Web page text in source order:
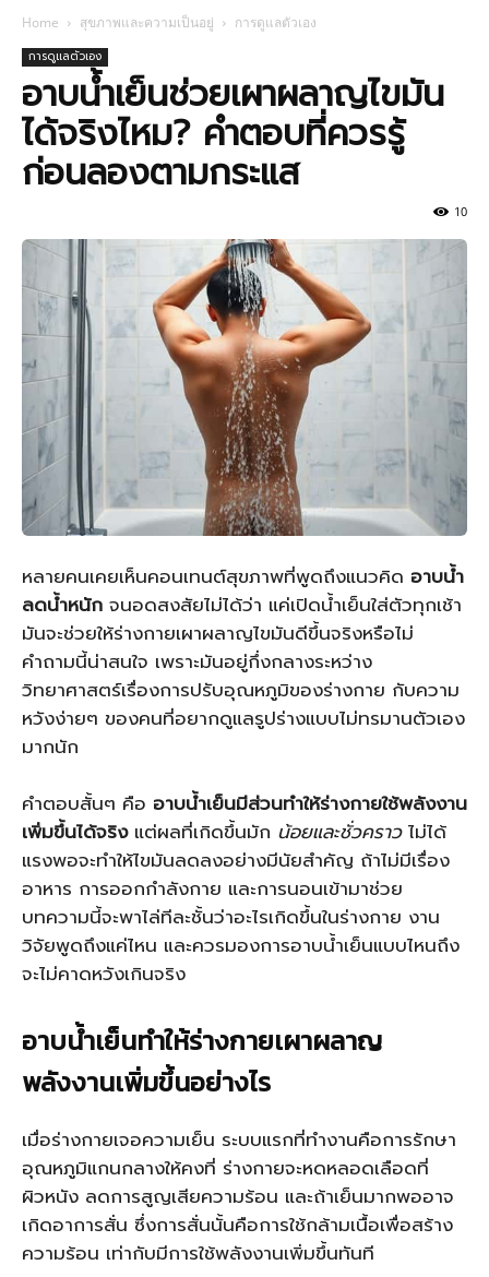
Home สุขภาพและความเป็นอยู่ การดูแลตัวเอง
การดูแลตัวเอง
อาบน้ำเย็นช่วยเผาผลาญไขมัน
ได้จริงไหม? คำตอบที่ควรรู้
ก่อนลองตามกระแส
10
หลายคนเคยเห็นคอนเทนต์สุขภาพที่พูดถึงแนวคิด อาบน้ำ
ลดน้ำหนัก จนอดสงสัยไม่ได้ว่า แค่เปิดน้ำเย็นใส่ตัวทุกเช้า
มันจะช่วยให้ร่างกายเผาผลาญไขมันดีขึ้นจริงหรือไม่
คำถามนี้น่าสนใจ เพราะมันอยู่กึ่งกลางระหว่าง
วิทยาศาสตร์เรื่องการปรับอุณหภูมิของร่างกาย กับความ
หวังง่ายๆ ของคนที่อยากดูแลรูปร่างแบบไม่ทรมานตัวเอง
มากนัก
คำตอบสั้นๆ คือ อาบน้ำเย็นมีส่วนทำให้ร่างกายใช้พลังงาน
เพิ่มขึ้นได้จริงแต่ผลที่เกิดขึ้นมัก น้อยและชั่วคราวไม่ได้
แรงพอจะทำให้ไขมันลดลงอย่างมีนัยสำคัญ ถ้าไม่มีเรื่อง
อาหาร การออกกำลังกาย และการนอนเข้ามาช่วย
บทความนี้จะพาไล่ทีละชั้นว่าอะไรเกิดขึ้นในร่างกาย งาน
วิจัยพูดถึงแค่ไหน และควรมองการอาบน้ำเย็นแบบไหนถึง
จะไม่คาดหวังเกินจริง
อาบน้ำเย็นทำให้ร่างกายเผาผลาญ
พลังงานเพิ่มขึ้นอย่างไร
เมื่อร่างกายเจอความเย็น ระบบแรกที่ทำงานคือการรักษา
อุณหภูมิแกนกลางให้คงที่ ร่างกายจะหดหลอดเลือดที่
ผิวหนัง ลดการสูญเสียความร้อน และถ้าเย็นมากพออาจ
เกิดอาการสั่น ซึ่งการสั่นนั้นคือการใช้กล้ามเนื้อเพื่อสร้าง
ความร้อน เท่ากับมีการใช้พลังงานเพิ่มขึ้นทันที